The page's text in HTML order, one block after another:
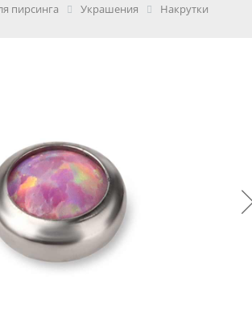
пирсинга Украшения Накрутки